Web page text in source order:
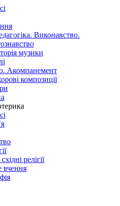
Виконавство.
музики
Акомпанемент
композиції
релігії
вчення